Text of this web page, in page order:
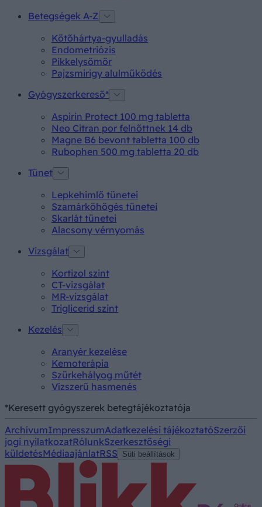
Betegségek A-Z
Kötőhártya-gyulladás
Endometriózis
Pikkelysömör
Pajzsmirigy alulműködés
Gyógyszerkereső*
Aspirin Protect 100 mg tabletta
Neo Citran por felnőttnek 14 db
Magne B6 bevont tabletta 100 db
Rubophen 500 mg tabletta 20 db
Tünet
Lepkehimlő tünetei
Szamárköhögés tünetei
Skarlát tünetei
Alacsony vérnyomás
Vizsgálat
Kortizol szint
CT-vizsgálat
MR-vizsgálat
Triglicerid szint
Kezelés
Aranyér kezelése
Kemoterápia
Szürkehályog műtét
Vízszerű hasmenés
*Keresett gyógyszerek betegtájékoztatója
ArchívumImpresszumAdatkezelési tájékoztatóSzerzői
jogi nyilatkozatRólunkSzerkesztőségi
küldetésMédiaajánlatRSS Süti beállítások